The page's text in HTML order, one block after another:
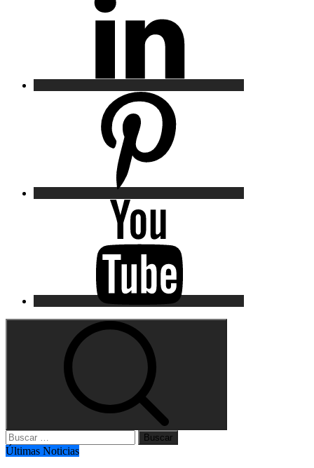
Buscar:
Últimas Noticias